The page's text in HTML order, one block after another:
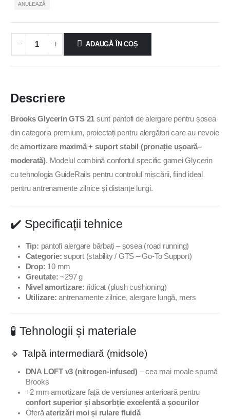
ANULEAZĂ
ADAUGĂ ÎN COȘ
Descriere
Brooks Glycerin GTS 21 sunt pantofi de alergare pentru șosea
din categoria premium, proiectați pentru alergători care au nevoie
deamortizare maximă + suport stabil (pronație ușoară–
moderată). Modelul combină confortul specific gamei Glycerin
cu tehnologia GuideRails pentru controlul mișcării, fiind ideal
pentru antrenamente zilnice și distanțe lungi.
✔️ Specificații tehnice
Tip: pantofi alergare bărbați – șosea (road running)
Categorie: suport (stability / GTS – Go-To Support)
Drop: 10 mm
Greutate: ~297 g
Nivel amortizare: ridicat (plush cushioning)
Utilizare: antrenamente zilnice, alergare lungă, mers
🧪 Tehnologii și materiale
🔹 Talpă intermediară (midsole)
DNA LOFT v3 (nitrogen-infused) – cea mai moale spumă
Brooks
+2 mm amortizare față de versiunea anterioară pentru
confort superior și absorbție excelentă a șocurilor
Oferăaterizări moi și rulare fluidă